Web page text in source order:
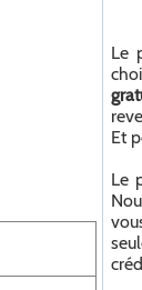
Le
Et
Le